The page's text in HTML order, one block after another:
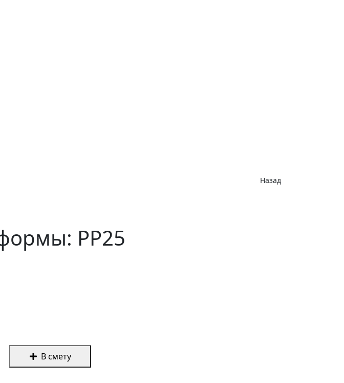
Назад
PP25
В смету